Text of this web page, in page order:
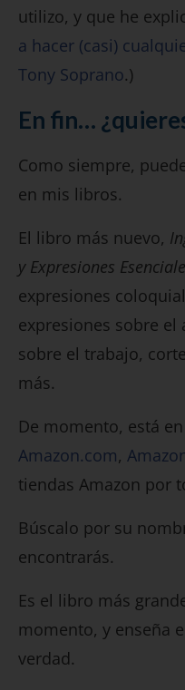
utilizo, y que he
a hacer (casi)
Tony Soprano.)
En fin…
Como siempre,
en mis libros.
El libro más nuevo,
y Expresiones
expresiones
expresiones sobre
sobre el trabajo,
más.
De momento, está en
Amazon.com,
tiendas Amazon por
Búscalo por su
encontrarás.
Es el libro más
momento, y enseña
verdad.